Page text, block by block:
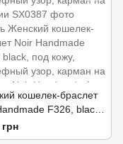
кошелек-браслет
F326, black,
рельефный узор,
на молнии